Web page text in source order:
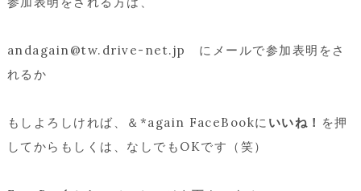
andagain@tw.drive-net.jp にメールで参加表明をさ
れるか
もしよろしければ、＆*again FaceBookに いいね！ を押
してからもしくは、なしでもOKです（笑）